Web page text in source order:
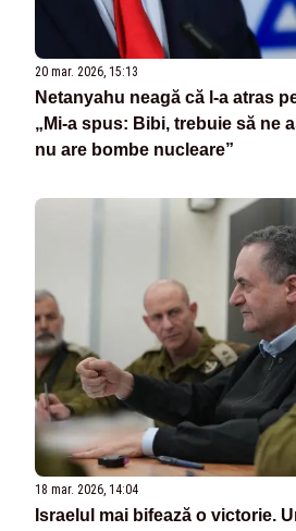
20 mar. 2026, 15:13
Netanyahu neagă că l-a atras
„Mi-a spus: Bibi, trebuie să ne
nu are bombe nucleare”
18 mar. 2026, 14:04
Israelul mai bifează o victorie.